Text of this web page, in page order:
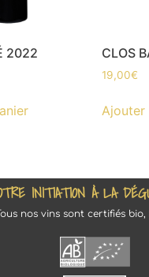
2022 CLOS
19,00€
Ajouter
INITIATION À LA
nos vins sont certifiés bio,